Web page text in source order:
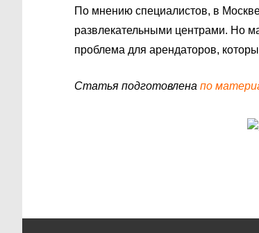
По мнению специалистов, в
развлекательными центрами. Но
проблема для арендаторов,
Статья подготовлена по